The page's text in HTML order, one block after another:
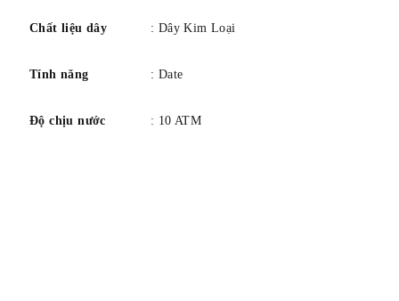
Chất liệu dây : Dây Kim Loại
Tính năng : Date
Độ chịu nước : 10 ATM